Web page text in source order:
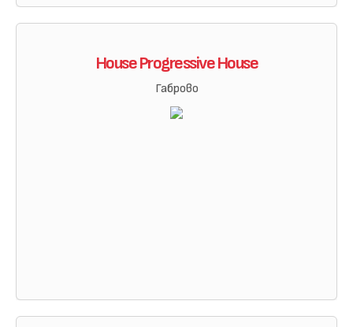
House Progressive House
Габрово